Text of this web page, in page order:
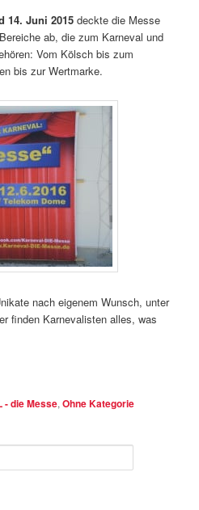
14. Juni 2015 deckte die Messe
ab, die zum Karneval und
Vom Kölsch bis zum
bis zur Wertmarke.
nach eigenem Wunsch, unter
finden Karnevalisten alles, was
- die Messe,Ohne Kategorie